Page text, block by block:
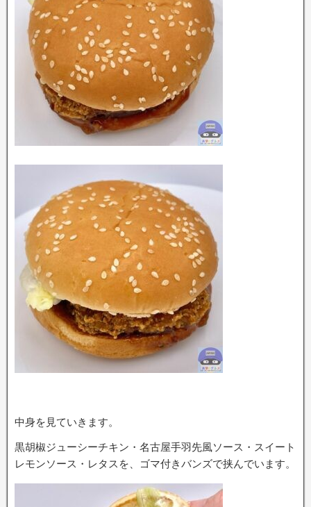
中身を見ていきます。
黒胡椒ジューシーチキン・名古屋手羽先風ソース・スイート
レモンソース・レタスを、ゴマ付きバンズで挟んでいます。